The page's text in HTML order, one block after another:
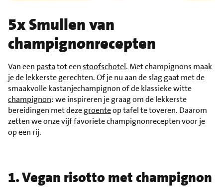
5x Smullen van
champignonrecepten
Van een pastatot eenstoofschotel. Met champignons maak
je de lekkerste gerechten. Of je nu aan de slag gaat met de
smaakvolle kastanjechampignon of de klassieke witte
champignon: we inspireren je graag om de lekkerste
bereidingen met dezegroenteop tafel te toveren. Daarom
zetten we onze vijf favoriete champignonrecepten voor je
op een rij.
1. Vegan risotto met champignon